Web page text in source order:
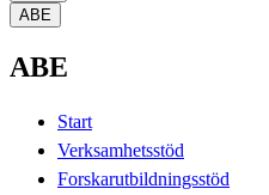
ABE
ABE
Start
Verksamhetsstöd
Forskarutbildningsstöd